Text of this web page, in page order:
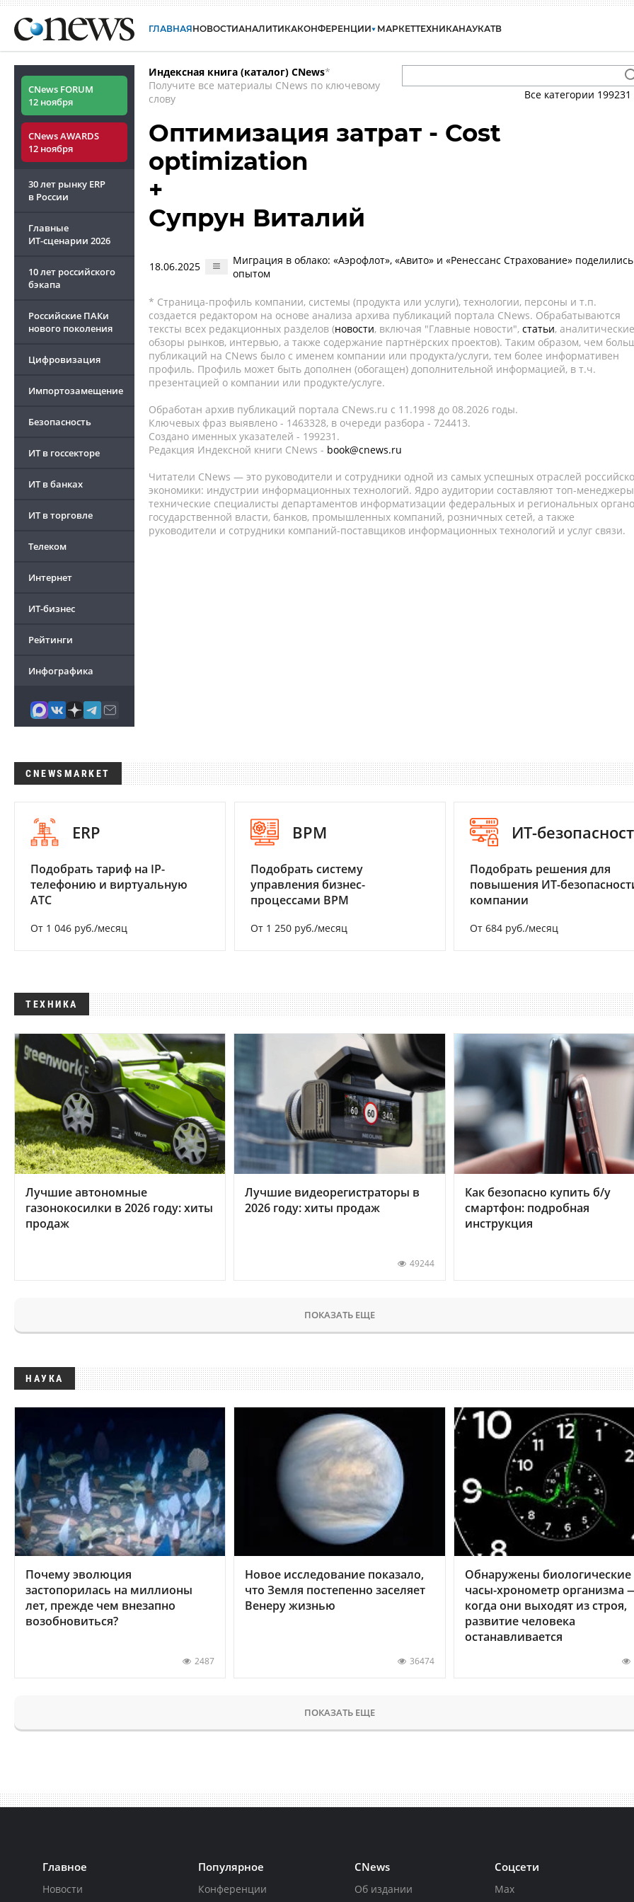
ГЛАВНАЯНОВОСТИАНАЛИТИКАКОНФЕРЕНЦИИ МАРКЕТТЕХНИКАНАУКАТВ
CNews FORUM
12 ноября
CNews AWARDS
12 ноября
30 лет рынку ERP
в России
Главные
ИТ-сценарии 2026
10 лет российского
бэкапа
Российские ПАКи
нового поколения
Цифровизация
Импортозамещение
Безопасность
ИТ в госсекторе
ИТ в банках
ИТ в торговле
Телеком
Интернет
ИТ-бизнес
Рейтинги
Инфографика
Индексная книга (каталог) CNews*
Получите все материалы CNews по ключевому
слову
Все категории 199231
Оптимизация затрат - Cost
optimization
+
Супрун Виталий
18.06.2025
Миграция в облако: «Аэрофлот», «Авито» и «Ренессанс Страхование» поделились
опытом
* Страница-профиль компании, системы (продукта или услуги), технологии, персоны и т.п.
создается редактором на основе анализа архива публикаций портала CNews. Обрабатываются
тексты всех редакционных разделов (новости, включая "Главные новости", статьи, аналитические
обзоры рынков, интервью, а также содержание партнёрских проектов). Таким образом, чем
публикаций на CNews было с именем компании или продукта/услуги, тем более информативен
профиль. Профиль может быть дополнен (обогащен) дополнительной информацией, в т.ч.
презентацией о компании или продукте/услуге.
Обработан архив публикаций портала CNews.ru c 11.1998 до 08.2026 годы.
Ключевых фраз выявлено - 1463328, в очереди разбора - 724413.
Создано именных указателей - 199231.
Редакция Индексной книги CNews - book@cnews.ru
Читатели CNews — это руководители и сотрудники одной из самых успешных отраслей
экономики: индустрии информационных технологий. Ядро аудитории составляют топ-
технические специалисты департаментов информатизации федеральных и региональных
государственной власти, банков, промышленных компаний, розничных сетей, а также
руководители и сотрудники компаний-поставщиков информационных технологий и услуг связи.
CNEWSMARKET
ERP
Подобрать тариф на IP-
телефонию и виртуальную
АТС
От 1 046 руб./месяц
BPM
Подобрать систему
управления бизнес-
процессами BPM
От 1 250 руб./месяц
ИТ-
Подобрать решения для
повышения ИТ-
компании
От 684 руб./месяц
ТЕХНИКА
Лучшие автономные
газонокосилки в 2026 году: хиты
продаж
Лучшие видеорегистраторы в
2026 году: хиты продаж
49244
Как безопасно купить б/у
смартфон: подробная
инструкция
ПОКАЗАТЬ ЕЩЕ
НАУКА
Почему эволюция
застопорилась на миллионы
лет, прежде чем внезапно
возобновиться?
2487
Новое исследование показало,
что Земля постепенно заселяет
Венеру жизнью
36474
Обнаружены биологические
часы-хронометр организма
когда они выходят из строя,
развитие человека
останавливается
ПОКАЗАТЬ ЕЩЕ
Главное
Новости
Популярное
Конференции
CNews
Об издании
Соцсети
Max